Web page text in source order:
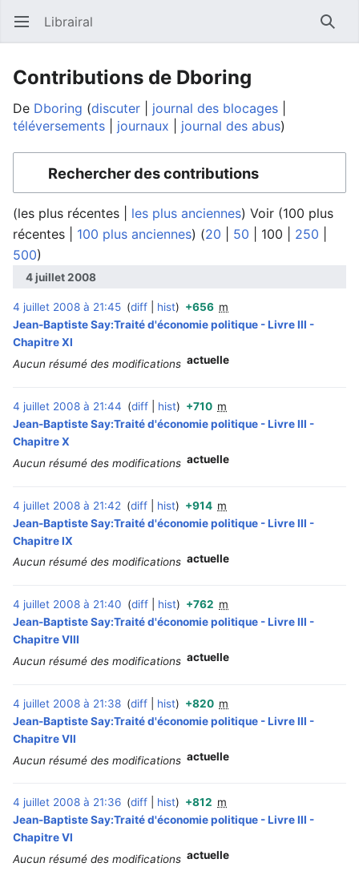
Ouvrir le menu principal Librairal
Contributions de Dboring
De Dboring discuter
journal des blocages
téléversements
journaux journal des abus
Rechercher des contributions
(les plus récentes les plus anciennes) Voir (100 plus
récentes
100 plus anciennes) (20 50 100 250
500)
4 juillet 2008
4 juillet 2008 à 21:45 diff hist +656 m
Jean-Baptiste Say:Traité d'économie politique - Livre III -
Chapitre XI
Aucun résumé des modifications actuelle
4 juillet 2008 à 21:44 diff hist +710 m
Jean-Baptiste Say:Traité d'économie politique - Livre III -
Chapitre X
Aucun résumé des modifications actuelle
4 juillet 2008 à 21:42 diff hist +914 m
Jean-Baptiste Say:Traité d'économie politique - Livre III -
Chapitre IX
Aucun résumé des modifications actuelle
4 juillet 2008 à 21:40 diff hist +762 m
Jean-Baptiste Say:Traité d'économie politique - Livre III -
Chapitre VIII
Aucun résumé des modifications actuelle
4 juillet 2008 à 21:38 diff hist +820 m
Jean-Baptiste Say:Traité d'économie politique - Livre III -
Chapitre VII
Aucun résumé des modifications actuelle
4 juillet 2008 à 21:36 diff hist +812 m
Jean-Baptiste Say:Traité d'économie politique - Livre III -
Chapitre VI
Aucun résumé des modifications actuelle